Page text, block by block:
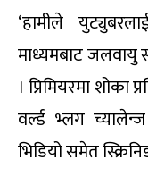
‘हामीले
माध्यमबाट
। प्रिमियरमा शोका
वर्ल्ड भ्लग
भिडियो समेत